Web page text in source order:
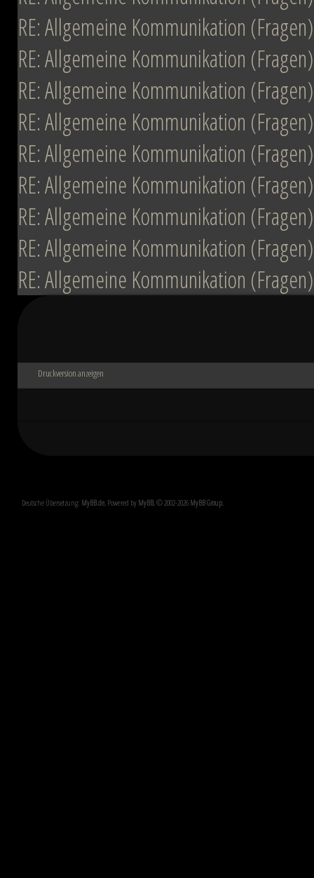
RE: Allgemeine Kommunikation (Fragen)
RE: Allgemeine Kommunikation (Fragen)
RE: Allgemeine Kommunikation (Fragen)
RE: Allgemeine Kommunikation (Fragen)
RE: Allgemeine Kommunikation (Fragen)
RE: Allgemeine Kommunikation (Fragen)
RE: Allgemeine Kommunikation (Fragen)
RE: Allgemeine Kommunikation (Fragen)
RE: Allgemeine Kommunikation (Fragen)
Druckversion anzeigen
Deutsche Übersetzung: MyBB.de, Powered by MyBB, © 2002-2026 MyBB Group.